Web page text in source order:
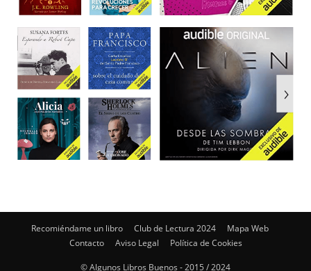
Recomiéndame un libro Club de Lectura 2024
Mapa Web
Contacto
Aviso Legal Política de Cookies
© Algunos Libros Buenos - 2015 / 2024